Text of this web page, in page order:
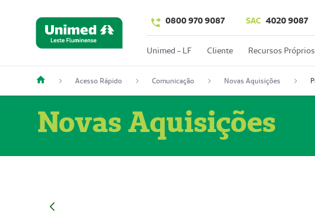
0800 970 9087 SAC 4020 9087
Unimed - LF Cliente Recursos Próprios
Acesso Rápido Comunicação Novas Aquisições
Novas Aquisições